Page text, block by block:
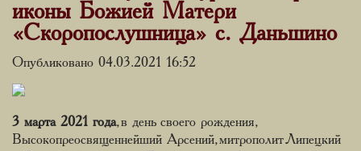
иконы Божией Матери
«Скоропослушница» с. Даньшино
Опубликовано 04.03.2021 16:52
3 марта 2021 года, в день своего рождения,
Высокопреосвященнейший Арсений, митрополит Липецкий